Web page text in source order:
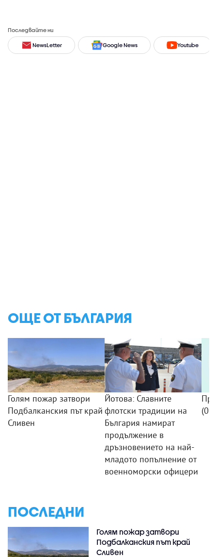
Последвайте ни
NewsLetter Google News Youtube
ОЩЕ ОТ БЪЛГАРИЯ
Голям пожар затвори
Подбалканския път край
Сливен
Йотова: Славните
флотски традиции на
България намират
продължение в
дръзновението на най-
младото попълнение от
военноморски офицери
ПОСЛЕДНИ
Голям пожар затвори
Подбалканския път край
Сливен